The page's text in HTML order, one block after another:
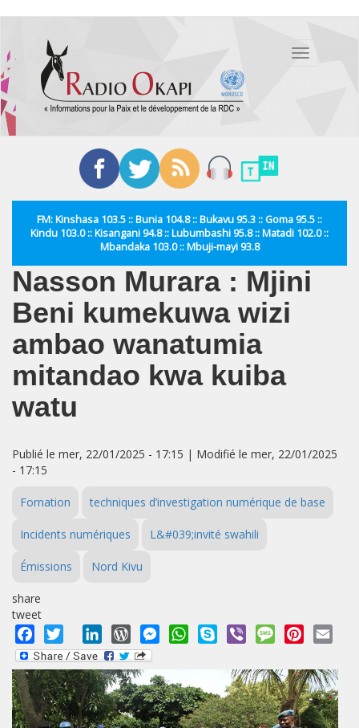
contenu
principal
Toggle
FM: Kinshasa 103.5 :: Bunia 104.8 :: Bukavu 95.3 :: Goma 95.5 ::
Kindu 103.0 :: Kisangani 94.8 :: Lubumbashi 95.8 :: Matadi 102.0 ::
Mbandaka 103.0 :: Mbuji-mayi 93.8
Nasson Murara : Mjini
Beni kumekuwa wizi
ambao wanatumia
mitandao kwa kuiba
watu
Publié le mer, 22/01/2025 - 17:15 | Modifié le mer, 22/01/2025
- 17:15
Fornation techniques d’investigation numérique de base
Incidents numériques L&#039;invité swahili
Émissions Nord Kivu
share
tweet
Facebook
Twitter LinkedInWordPressMessengerWhatsApp
Skype Viber MessagePinterest